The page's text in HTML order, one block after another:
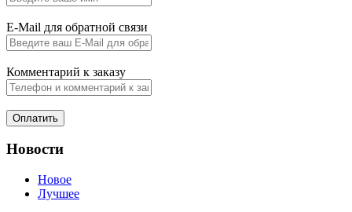
E-Mail для обратной связи
Комментарий к заказу
Оплатить
Новости
Новое
Лучшее